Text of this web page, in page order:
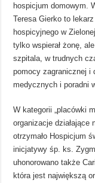
hospicjum domowym.
Teresa Gierko to
hospicyjnego w
tylko wspierał żonę,
szpitala, w trudnych
pomocy zagranicznej i
medycznych i poradni
W kategorii „placówki
organizacje działające
otrzymało Hospicjum
inicjatywy śp. ks.
uhonorowano także
która jest największą